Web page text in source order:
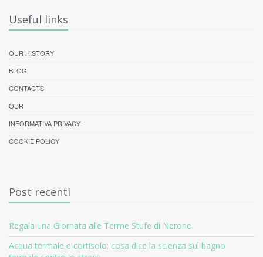
Useful links
OUR HISTORY
BLOG
CONTACTS
ODR
INFORMATIVA PRIVACY
COOKIE POLICY
Post recenti
Regala una Giornata alle Terme Stufe di Nerone
Acqua termale e cortisolo: cosa dice la scienza sul bagno